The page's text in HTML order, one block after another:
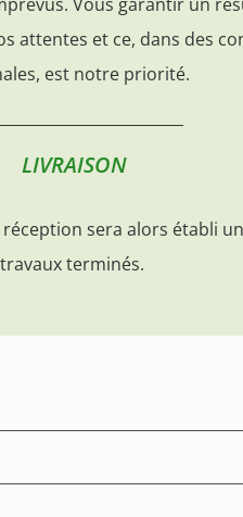
attentes et ce, dans des
est notre priorité.
LIVRAISON
sera alors établi
travaux terminés.